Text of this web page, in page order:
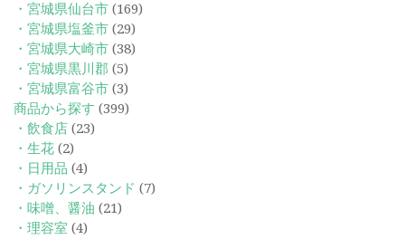
・宮城県仙台市 (169)
・宮城県塩釜市 (29)
・宮城県大崎市 (38)
・宮城県黒川郡 (5)
・宮城県富谷市 (3)
商品から探す (399)
・飲食店 (23)
・生花 (2)
・日用品 (4)
・ガソリンスタンド (7)
・味噌、醤油 (21)
・理容室 (4)